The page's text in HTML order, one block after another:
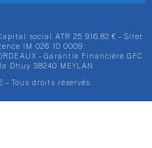
social ATR 25 916.82 € – Siret
IM 026 10 0009
– Garantie Financière GFC
Dhuy 38240 MEYLAN
– Tous droits réservés.